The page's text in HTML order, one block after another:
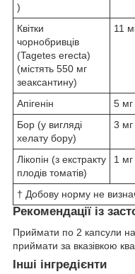
)
Квітки
чорнобривців
(Tagetes erecta)
(містять 550 мг
зеаксантину)
11
Апігенін 5 мг
Бор (у вигляді
хелату бору)
3 мг
Лікопін (з екстракту
плодів томатів)
1 мг
† Добову норму не
Рекомендації із
Приймати по 2 капсули
приймати за вказівкою
Інші інгредієнти